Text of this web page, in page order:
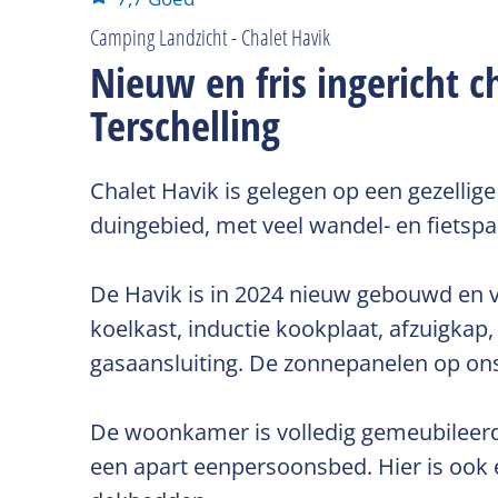
Camping Landzicht - Chalet Havik
Nieuw en fris ingericht
Terschelling
Chalet Havik is gelegen op een
duingebied, met veel wandel- en
De Havik is in 2024 nieuw gebouwd
koelkast, inductie kookplaat,
gasaansluiting. De zonnepanelen op
De woonkamer is volledig
een apart eenpersoonsbed. Hier is